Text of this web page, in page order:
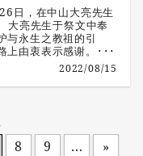
日，在中山大亮先生
亮先生于祭文中奉
与永生之教祖的引
上由衷表示感谢。･･･
2022/08/15
8 9 ...
»